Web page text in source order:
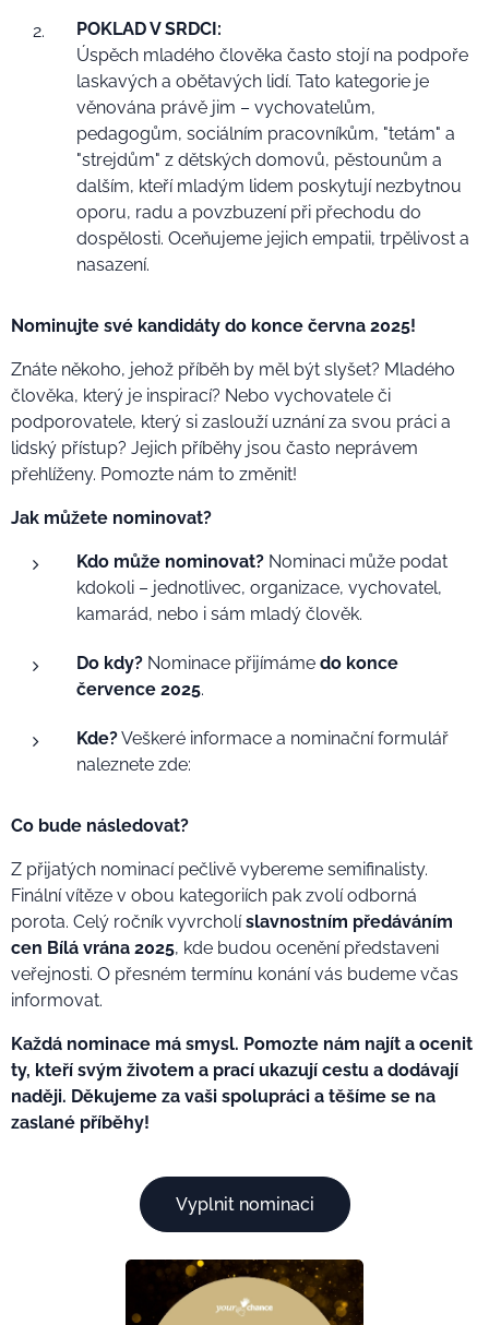
POKLAD V SRDCI:
Úspěch mladého člověka často stojí na podpoře
laskavých a obětavých lidí. Tato kategorie je
věnována právě jim – vychovatelům,
pedagogům, sociálním pracovníkům, "tetám" a
"strejdům" z dětských domovů, pěstounům a
dalším, kteří mladým lidem poskytují nezbytnou
oporu, radu a povzbuzení při přechodu do
dospělosti. Oceňujeme jejich empatii, trpělivost a
nasazení.
Nominujte své kandidáty do konce června 2025!
Znáte někoho, jehož příběh by měl být slyšet? Mladého
člověka, který je inspirací? Nebo vychovatele či
podporovatele, který si zaslouží uznání za svou práci a
lidský přístup? Jejich příběhy jsou často neprávem
přehlíženy. Pomozte nám to změnit!
Jak můžete nominovat?
Kdo může nominovat? Nominaci může podat
kdokoli – jednotlivec, organizace, vychovatel,
kamarád, nebo i sám mladý člověk.
Do kdy? Nominace přijímáme do konce
července 2025.
Kde?Veškeré informace a nominační formulář
naleznete zde:
Co bude následovat?
Z přijatých nominací pečlivě vybereme semifinalisty.
Finální vítěze v obou kategoriích pak zvolí odborná
porota. Celý ročník vyvrcholíslavnostním předáváním
cen Bílá vrána 2025, kde budou ocenění představeni
veřejnosti. O přesném termínu konání vás budeme včas
informovat.
Každá nominace má smysl. Pomozte nám najít a ocenit
ty, kteří svým životem a prací ukazují cestu a dodávají
naději. Děkujeme za vaši spolupráci a těšíme se na
zaslané příběhy!
Vyplnit nominaci